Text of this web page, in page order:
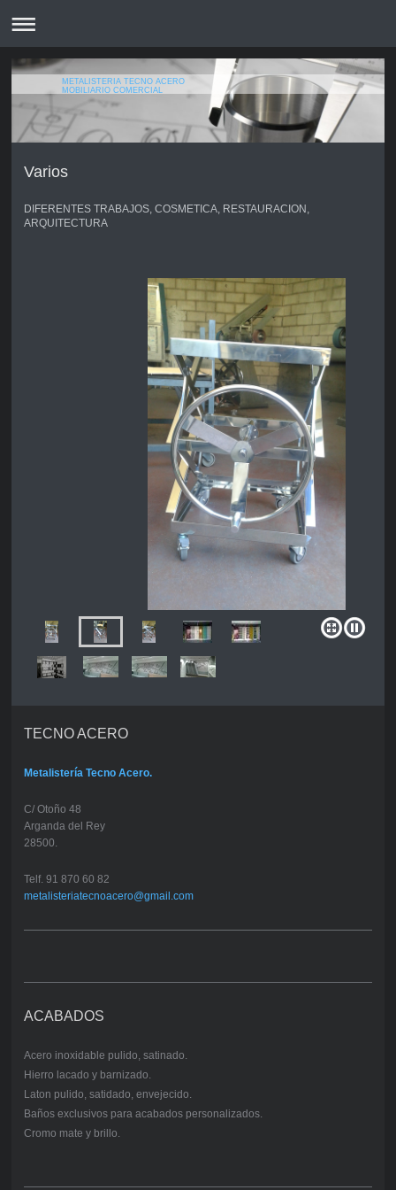
METALISTERIA TECNO ACERO
MOBILIARIO COMERCIAL
Varios
DIFERENTES TRABAJOS, COSMETICA, RESTAURACION,
ARQUITECTURA
TECNO ACERO
Metalistería Tecno Acero.
C/ Otoño 48
Arganda del Rey
28500.
Telf. 91 870 60 82
metalisteriatecnoacero@gmail.com
ACABADOS
Acero inoxidable pulido, satinado.
Hierro lacado y barnizado.
Laton pulido, satidado, envejecido.
Baños exclusivos para acabados personalizados.
Cromo mate y brillo.